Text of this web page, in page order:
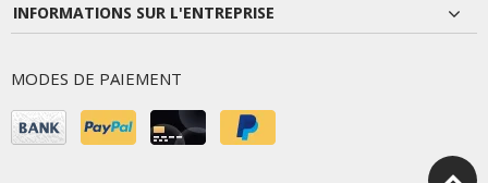
INFORMATIONS SUR L'ENTREPRISE
MODES DE PAIEMENT